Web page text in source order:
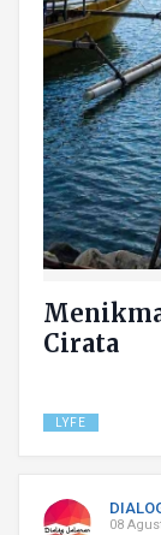
Cirata
LYFE
08